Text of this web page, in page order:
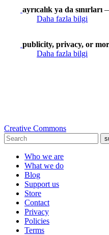
ayrıcalık ya da sınırları
Daha fazla bilgi
publicity, privacy, or
Daha fazla bilgi
Creative Commons
Who we are
What we do
Blog
Support us
Store
Contact
Privacy
Policies
Terms